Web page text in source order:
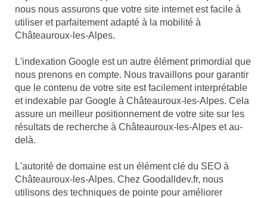
nous nous assurons que votre site internet est facile à
utiliser et parfaitement adapté à la mobilité à
Châteauroux-les-Alpes.
L'indexation Google est un autre élément primordial que
nous prenons en compte. Nous travaillons pour garantir
que le contenu de votre site est facilement interprétable
et indexable par Google à Châteauroux-les-Alpes. Cela
assure un meilleur positionnement de votre site sur les
résultats de recherche à Châteauroux-les-Alpes et au-
delà.
L'autorité de domaine est un élément clé du SEO à
Châteauroux-les-Alpes. Chez Goodalldev.fr, nous
utilisons des techniques de pointe pour améliorer